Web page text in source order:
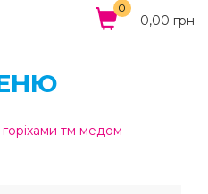
0
0,00 грн
тм медом